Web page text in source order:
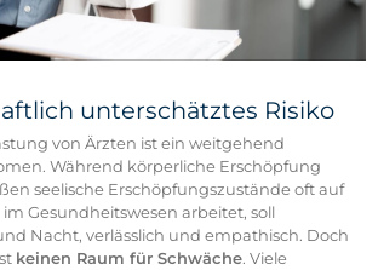
unterschätztes Risiko
von Ärzten ist ein weitgehend
Während körperliche Erschöpfung
seelische Erschöpfungszustände oft auf
Gesundheitswesen arbeitet, soll
Nacht, verlässlich und empathisch. Doch
keinen Raum für Schwäche. Viele